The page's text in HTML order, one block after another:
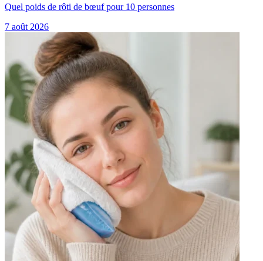
Quel poids de rôti de bœuf pour 10 personnes
7 août 2026